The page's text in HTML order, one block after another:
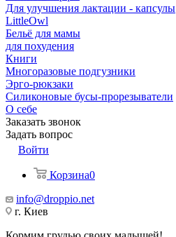
Для улучшения лактации - капсулы
LittleOwl
Бельё для мамы
для похудения
Книги
Многоразовые подгузники
Эрго-рюкзаки
Силиконовые бусы-прорезыватели
О себе
Заказать звонок
Задать вопрос
Войти
Корзина0
info@droppio.net
г. Киев